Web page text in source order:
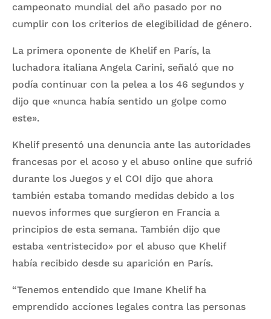
campeonato mundial del año pasado por no
cumplir con los criterios de elegibilidad de género.
La primera oponente de Khelif en París, la
luchadora italiana Angela Carini, señaló que no
podía continuar con la pelea a los 46 segundos y
dijo que «nunca había sentido un golpe como
este».
Khelif presentó una denuncia ante las autoridades
francesas por el acoso y el abuso online que sufrió
durante los Juegos y el COI dijo que ahora
también estaba tomando medidas debido a los
nuevos informes que surgieron en Francia a
principios de esta semana. También dijo que
estaba «entristecido» por el abuso que Khelif
había recibido desde su aparición en París.
“Tenemos entendido que Imane Khelif ha
emprendido acciones legales contra las personas